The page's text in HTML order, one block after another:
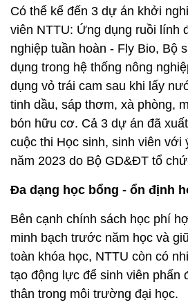
Có thể kể đến 3 dự án khởi
viên NTTU: Ứng dụng ruồi lính
nghiệp tuần hoàn - Fly Bio, Bộ
dụng trong hệ thống nông
dụng vỏ trái cam sau khi lấy
tinh dầu, sáp thơm, xà phòng,
bón hữu cơ. Cả 3 dự án đã
cuộc thi Học sinh, sinh viên
năm 2023 do Bộ GD&ĐT tổ
Đa dạng học bổng - ổn định
Bên cạnh chính sách học phí
minh bạch trước năm học và
toàn khóa học, NTTU còn có
tạo động lực để sinh viên phấn
thân trong môi trường đại học.